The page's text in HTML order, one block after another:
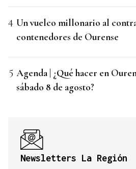
Un vuelco millonario al
contenedores de Ourense
Agenda | ¿Qué hacer en
sábado 8 de agosto?
Newsletters La Región